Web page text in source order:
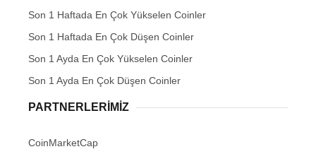
Son 1 Haftada En Çok Yükselen Coinler
Son 1 Haftada En Çok Düşen Coinler
Son 1 Ayda En Çok Yükselen Coinler
Son 1 Ayda En Çok Düşen Coinler
PARTNERLERIMIZ
CoinMarketCap